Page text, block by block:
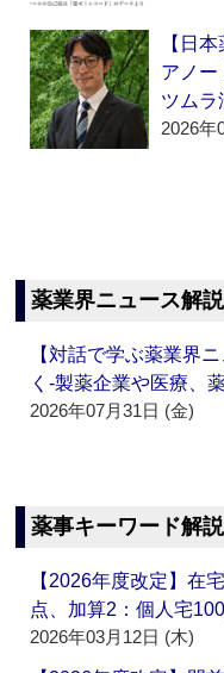
【日
アノ
ツム
2026年
薬業界ニュース解説
【対話で学ぶ薬業界
く‐製薬企業や医療、
2026年07月31日 (金)
薬事キーワード解説
【2026年度改定】在
点、加算2：個人宅
2026年03月12日 (木)